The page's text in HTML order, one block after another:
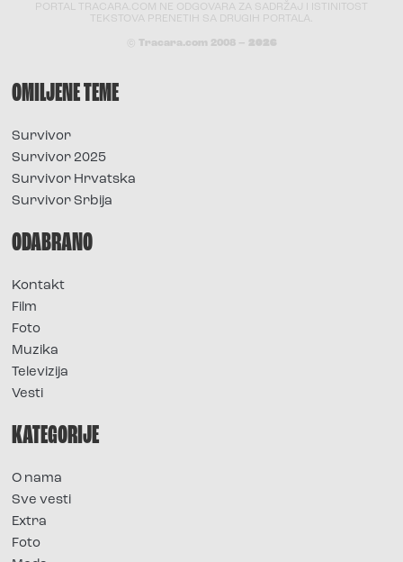
PORTAL TRACARA.COM NE ODGOVARA ZA SADRŽAJ I ISTINITOST
TEKSTOVA PRENETIH SA DRUGIH PORTALA.
© Tracara.com 2008 – 2026
OMILJENE TEME
Survivor
Survivor 2025
Survivor Hrvatska
Survivor Srbija
ODABRANO
Kontakt
Film
Foto
Muzika
Televizija
Vesti
KATEGORIJE
O nama
Sve vesti
Extra
Foto